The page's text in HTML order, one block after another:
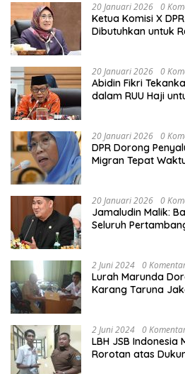
20 Januari 2026 0
Ketua Komisi X
Dibutuhkan untuk
20 Januari 2026 0
Abidin Fikri
dalam RUU Haji
20 Januari 2026 0
DPR Dorong
Migran Tepat
20 Januari 2026 0
Jamaludin Malik:
Seluruh
2 Juni 2024 0
Lurah Marunda
Karang Taruna
2 Juni 2024 0
LBH JSB Indonesia
Rorotan atas